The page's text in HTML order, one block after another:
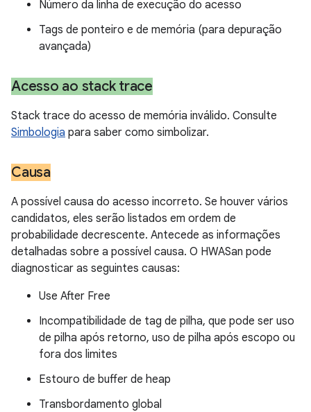
Número da linha de execução do acesso
Tags de ponteiro e de memória (para depuração
avançada)
Acesso ao stack trace
Stack trace do acesso de memória inválido. Consulte
Simbologia para saber como simbolizar.
Causa
A possível causa do acesso incorreto. Se houver vários
candidatos, eles serão listados em ordem de
probabilidade decrescente. Antecede as informações
detalhadas sobre a possível causa. O HWASan pode
diagnosticar as seguintes causas:
Use After Free
Incompatibilidade de tag de pilha, que pode ser uso
de pilha após retorno, uso de pilha após escopo ou
fora dos limites
Estouro de buffer de heap
Transbordamento global